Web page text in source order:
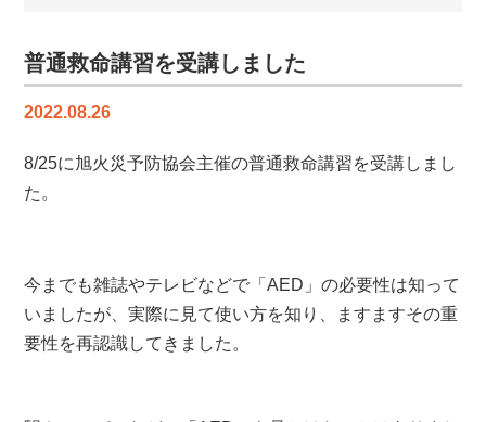
普通救命講習を受講しました
2022.08.26
8/25に旭火災予防協会主催の普通救命講習を受講しまし
た。
今までも雑誌やテレビなどで「AED」の必要性は知って
いましたが、実際に見て使い方を知り、ますますその重
要性を再認識してきました。